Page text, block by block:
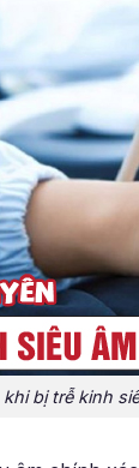
bị trễ kinh